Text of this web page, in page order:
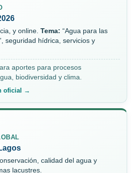
y online. Tema: “Agua para las
seguridad hídrica, servicios y
aportes para procesos
biodiversidad y clima.
oficial →
calidad del agua y
lacustres.